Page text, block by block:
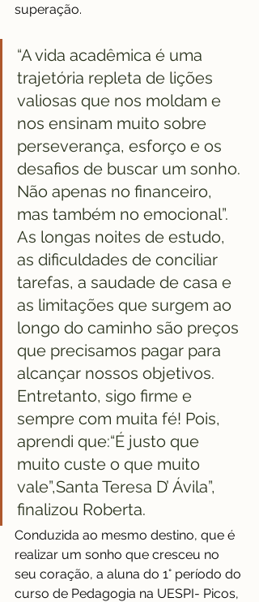
superação.
“A vida acadêmica é uma
trajetória repleta de lições
valiosas que nos moldam e
nos ensinam muito sobre
perseverança, esforço e os
desafios de buscar um sonho.
Não apenas no financeiro,
mas também no emocional”.
As longas noites de estudo,
as dificuldades de conciliar
tarefas, a saudade de casa e
as limitações que surgem ao
longo do caminho são preços
que precisamos pagar para
alcançar nossos objetivos.
Entretanto, sigo firme e
sempre com muita fé! Pois,
aprendi que:“É justo que
muito custe o que muito
vale”,Santa Teresa D’ Ávila”,
finalizou Roberta.
Conduzida ao mesmo destino, que é
realizar um sonho que cresceu no
seu coração, a aluna do 1° período do
curso de Pedagogia na UESPI- Picos,